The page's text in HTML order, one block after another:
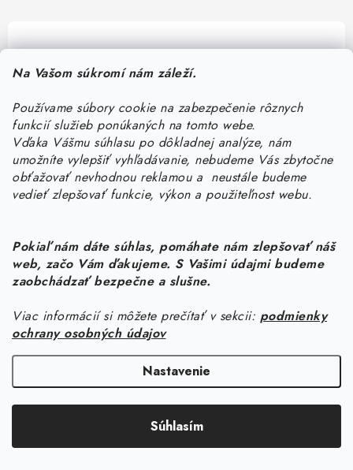
Na Vašom súkromí nám záleží.
Používame súbory cookie na zabezpečenie rôznych
funkcií služieb ponúkaných na tomto webe.
Vďaka Vášmu súhlasu po dôkladnej analýze, nám
umožníte vylepšiť vyhľadávanie, nebudeme Vás zbytočne
obťažovať nevhodnou reklamou a neustále budeme
vedieť zlepšovať funkcie, výkon a použiteľnost webu.
Pokiaľ nám dáte súhlas, pomáhate nám zlepšovať náš
web, začo Vám ďakujeme. S Vašimi údajmi budeme
zaobchádzať bezpečne a slušne.
Viac informácií si môžete prečítať v sekcii: podmienky
ochrany osobných údajov
Nastavenie
Súhlasím
Pomôžeme vám s výberom
Potrebujete s niečím poradiť? Sme tu pre vás!
objednavky@kurin.sk
0950456469
Informácie pre vás
Náš príbeh od začiatku
Doprava
Kontakt
Blog
Facebook
Copyright 2026KURIN.SK. Všetky práva vyhradené.Upraviť nastavenie
cookies